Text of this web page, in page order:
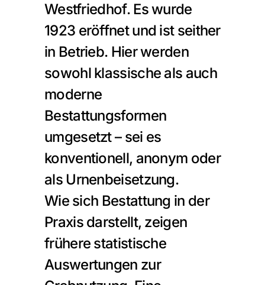
Westfriedhof. Es wurde
1923 eröffnet und ist seither
in Betrieb. Hier werden
sowohl klassische als auch
moderne
Bestattungsformen
umgesetzt – sei es
konventionell, anonym oder
als Urnenbeisetzung.
Wie sich Bestattung in der
Praxis darstellt, zeigen
frühere statistische
Auswertungen zur